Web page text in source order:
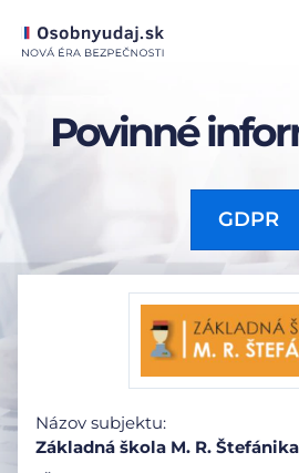
Povinné
GDPR
Názov subjektu:
Základná škola M. R. Štefánika